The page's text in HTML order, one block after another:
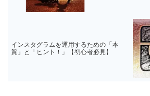
インスタグラムを運用するための「本
質」と「ヒント！」【初心者必見】